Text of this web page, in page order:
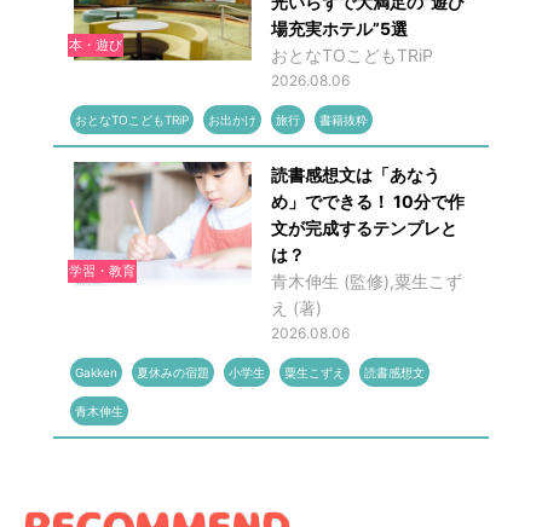
本・遊び
場充実ホテル”5選
おとなTOこどもTRiP
2026.08.06
おとなTOこどもTRiP お出かけ 旅行 書籍抜粋
学習・教育
読書感想文は「あなう
め」でできる！ 10分で作
文が完成するテンプレと
は？
青木伸生 (監修),粟生こず
え (著)
2026.08.06
Gakken 夏休みの宿題 小学生 粟生こずえ 読書感想文
青木伸生